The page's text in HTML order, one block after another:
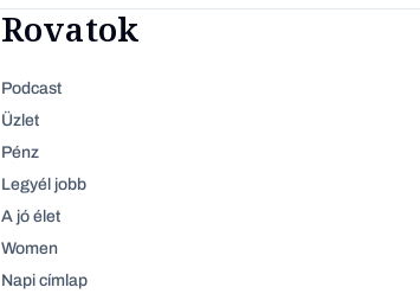
Rovatok
Podcast
Üzlet
Pénz
Legyél jobb
A jó élet
Women
Napi címlap